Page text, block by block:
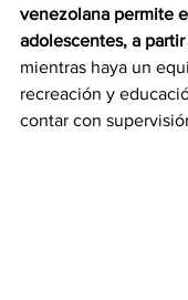
venezolana permite
adolescentes, a partir
mientras haya un
recreación y
contar con